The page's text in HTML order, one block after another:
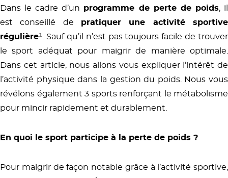
Dans le cadre d’un programme de perte de poids, il
est conseillé de pratiquer une activité sportive
régulière¹. Sauf qu’il n’est pas toujours facile de trouver
le sport adéquat pour maigrir de manière optimale.
Dans cet article, nous allons vous expliquer l’intérêt de
l’activité physique dans la gestion du poids. Nous vous
révélons également 3 sports renforçant le métabolisme
pour mincir rapidement et durablement.
En quoi le sport participe à la perte de poids ?
Pour maigrir de façon notable grâce à l’activité sportive,